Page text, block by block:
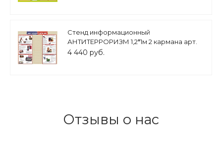
Стенд информационный
АНТИТЕРРОРИЗМ 1,2*1м 2 кармана арт.
6483
4 440 руб.
Отзывы о нас